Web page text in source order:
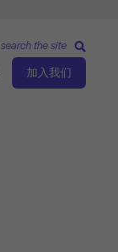
加入我们
search the site